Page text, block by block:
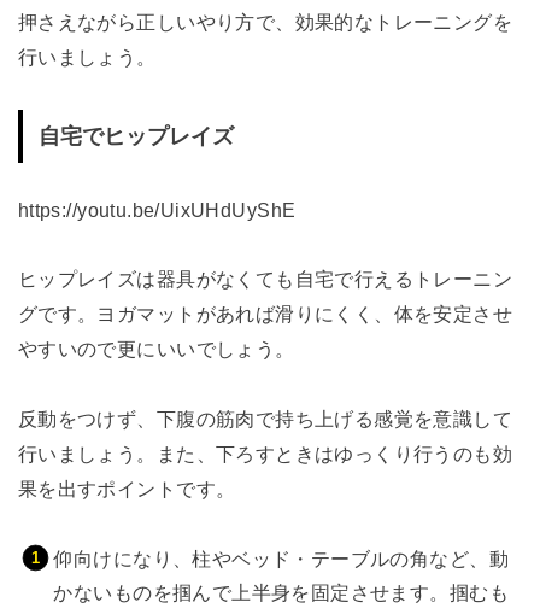
押さえながら正しいやり方で、効果的なトレーニングを
行いましょう。
自宅でヒップレイズ
https://youtu.be/UixUHdUyShE
ヒップレイズは器具がなくても自宅で行えるトレーニン
グです。ヨガマットがあれば滑りにくく、体を安定させ
やすいので更にいいでしょう。
反動をつけず、下腹の筋肉で持ち上げる感覚を意識して
行いましょう。また、下ろすときはゆっくり行うのも効
果を出すポイントです。
仰向けになり、柱やベッド・テーブルの角など、動
かないものを掴んで上半身を固定させます。掴むも